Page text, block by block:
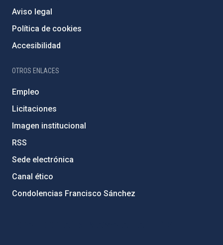
Aviso legal
Política de cookies
Accesibilidad
OTROS ENLACES
Empleo
Licitaciones
Imagen institucional
RSS
Sede electrónica
Canal ético
Condolencias Francisco Sánchez